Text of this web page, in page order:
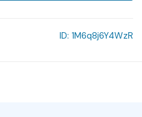
ID: 1M6q8j6Y4WzR